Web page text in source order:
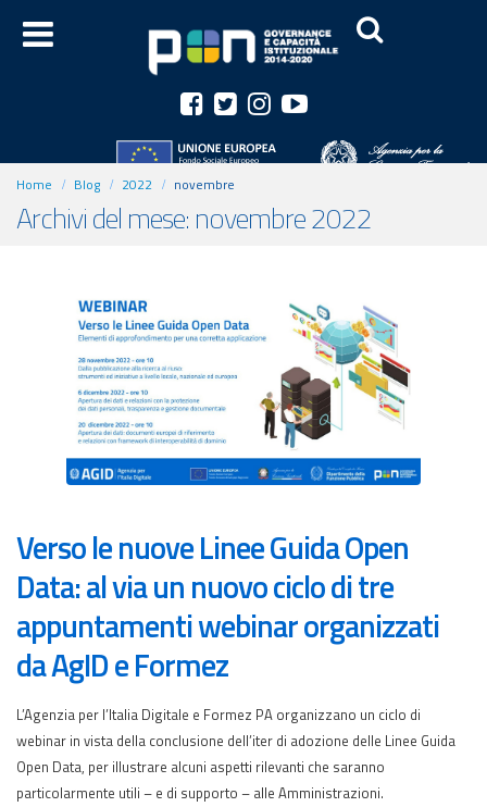
Home Blog 2022 novembre
Archivi del mese: novembre 2022
Verso le nuove Linee Guida Open
Data: al via un nuovo ciclo di tre
appuntamenti webinar organizzati
da AgID e Formez
L’Agenzia per l’Italia Digitale e Formez PA organizzano un ciclo di
webinar in vista della conclusione dell’iter di adozione delle Linee Guida
Open Data, per illustrare alcuni aspetti rilevanti che saranno
particolarmente utili – e di supporto – alle Amministrazioni.